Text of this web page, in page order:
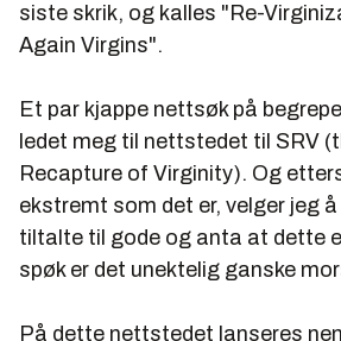
siste skrik, og kalles "Re-
Again Virgins".
Et par kjappe nettsøk på
ledet meg til nettstedet til SRV
Recapture of Virginity). Og
ekstremt som det er, velger jeg
tiltalte til gode og anta at dette
spøk er det unektelig ganske
På dette nettstedet lanseres